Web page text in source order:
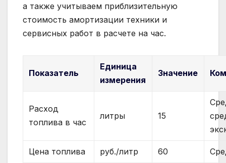
а также учитываем приблизительную
стоимость амортизации техники и
сервисных работ в расчете на час.
Показатель
Единица
измерения
Значение
Расход
топлива в час
литры 15
Цена топлива руб./литр 60